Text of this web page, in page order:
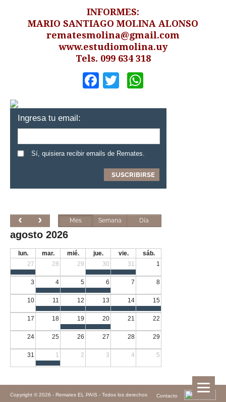
INFORMES:
MARIO SANTIAGO MOLINA ALONSO
rematesmolina@gmail.com
www.estudiomolina.uy
Tels. 099 634 318
Facebook
Twitter
Ingresa tu email:
Sí, quisiera recibir emails de Remates.
Mes Semana Día
agosto 2026
lun. mar. mié. jue. vie.
sáb.
27
28 29 30 31 1
3 4 5 6 7 8
10 11 12 13 14 15
17 18 19 20 21 22
24 25 26 27 28 29
31 1 2 3 4 5
Contacto
Copyright © 2026 - Remates EL PAIS - Todos los derechos